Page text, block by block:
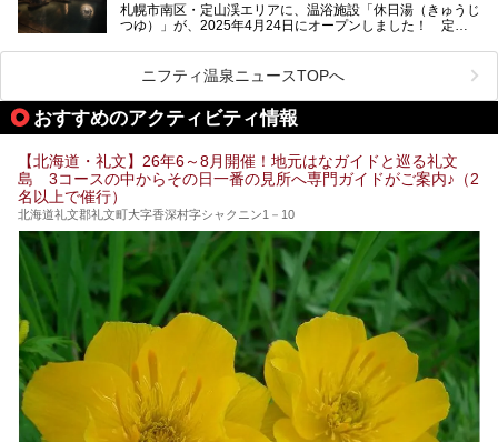
地体験し、カルルス温泉をご紹介。温泉地の概要や泉質解説
をはじめ、日帰り入浴可能な全３施設の紹介・周辺観光・ア
札幌市南区・定山渓エリアに、温浴施設「休日湯（きゅうじ
つゆ）」が、2025年4月24日にオープンしました！ 定山
この施設は、温泉・サウナの「休日湯」・ラウンジの「THE
LOUNGE DAYOF」・グルメ「休日洋麺店」・ホテル「エク
スクラメーションホテル」で構成された、まさに大人の癒し
空間。
今回は、そんな「休日ビルヂング」の魅力を5つのポイント
ニフティ温泉ニュースTOPへ
おすすめのアクティビティ情報
【北海道・礼文】26年6～8月開催！地元はなガイドと巡る礼文
島 3コースの中からその日一番の見所へ専門ガイドがご案内♪（2
名以上で催行）
北海道礼文郡礼文町大字香深村字シャクニン1－10